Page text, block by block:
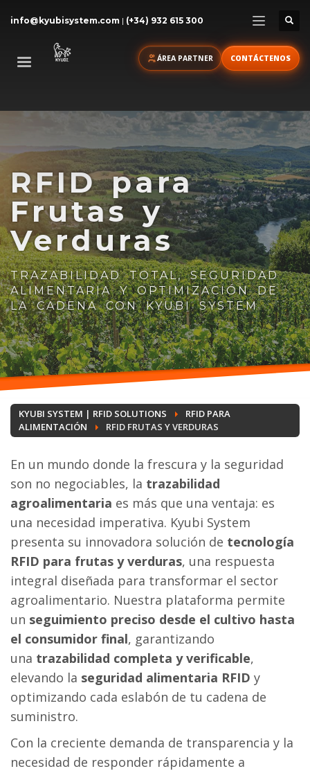
info@kyubisystem.com | (+34) 932 615 300
ÁREA PARTNER CONTÁCTENOS
RFID para
Frutas y
Verduras
TRAZABILIDAD TOTAL, SEGURIDAD
ALIMENTARIA Y OPTIMIZACIÓN DE
LA CADENA CON KYUBI SYSTEM
KYUBI SYSTEM | RFID SOLUTIONS
RFID PARA
ALIMENTACIÓN
RFID FRUTAS Y VERDURAS
En un mundo donde la frescura y la seguridad
son no negociables, la trazabilidad
agroalimentaria es más que una ventaja: es
una necesidad imperativa. Kyubi System
presenta su innovadora solución de tecnología
RFID para frutas y verduras, una respuesta
integral diseñada para transformar el sector
agroalimentario. Nuestra plataforma permite
un seguimiento preciso desde el cultivo hasta
el consumidor final, garantizando
una trazabilidad completa y verificable,
elevando la seguridad alimentaria RFID y
optimizando cada eslabón de tu cadena de
suministro.
Con la creciente demanda de transparencia y la
necesidad de responder rápidamente a